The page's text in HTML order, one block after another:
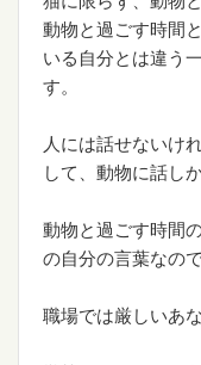
動物と過ごす時間
いる自分とは違う
す。
人には話せないけ
して、動物に話し
動物と過ごす時間
の自分の言葉なの
職場では厳しいあな